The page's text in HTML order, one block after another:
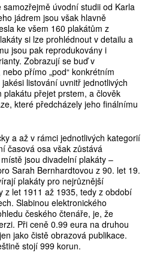
úvodní studii od Karla
jádrem jsou však hlavně
ke všem 160 plakátům z
si lze prohlédnout v detailu a
jsou pak reprodukovány i
Zobrazují se buď v
přímo „pod“ konkrétním
listování uvnitř jednotlivých
přejet prstem, a člověk
které předcházely jeho finálnímu
a až v rámci jednotlivých kategorií
časová osa však zůstává
jsou divadelní plakáty –
Sarah Bernhardtovou z 90. let 19.
plakáty pro nejrůznější
z let 1911 až 1935, tedy z období
Slabinou elektronického
českého čtenáře, je, že
Při ceně 0.99 eura na druhou
jako čistě obrazová publikace.
stojí 999 korun.